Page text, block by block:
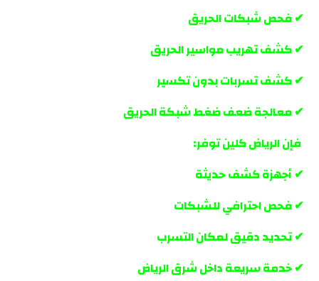
✔ فحص شبكات الحريق
✔ كشف تهريب مواسير الحريق
✔ كشف تسربات بدون تكسير
✔ معالجة ضعف ضغط شبكة الحريق
فإن الرياض كلين توفر:
✔ أجهزة كشف حديثة
✔ فحص احترافي للشبكات
✔ تحديد دقيق لمكان التسرب
✔ خدمة سريعة داخلشرق الرياض